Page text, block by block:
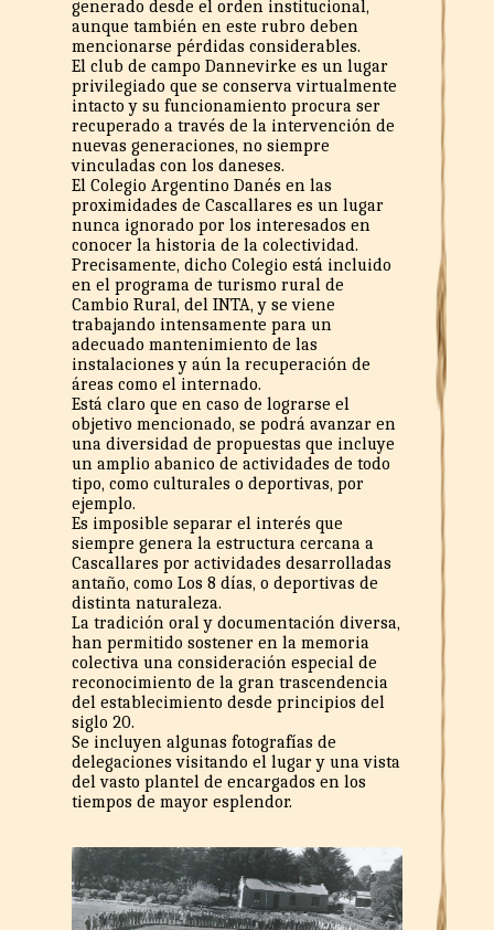
generado desde el orden institucional,
aunque también en este rubro deben
mencionarse pérdidas considerables.
El club de campo Dannevirke es un lugar
privilegiado que se conserva virtualmente
intacto y su funcionamiento procura ser
recuperado a través de la intervención de
nuevas generaciones, no siempre
vinculadas con los daneses.
El Colegio Argentino Danés en las
proximidades de Cascallares es un lugar
nunca ignorado por los interesados en
conocer la historia de la colectividad.
Precisamente, dicho Colegio está incluido
en el programa de turismo rural de
Cambio Rural, del INTA, y se viene
trabajando intensamente para un
adecuado mantenimiento de las
instalaciones y aún la recuperación de
áreas como el internado.
Está claro que en caso de lograrse el
objetivo mencionado, se podrá avanzar en
una diversidad de propuestas que incluye
un amplio abanico de actividades de todo
tipo, como culturales o deportivas, por
ejemplo.
Es imposible separar el interés que
siempre genera la estructura cercana a
Cascallares por actividades desarrolladas
antaño, como Los 8 días, o deportivas de
distinta naturaleza.
La tradición oral y documentación diversa,
han permitido sostener en la memoria
colectiva una consideración especial de
reconocimiento de la gran trascendencia
del establecimiento desde principios del
siglo 20.
Se incluyen algunas fotografías de
delegaciones visitando el lugar y una vista
del vasto plantel de encargados en los
tiempos de mayor esplendor.